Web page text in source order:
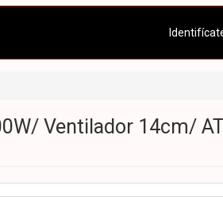
Ventilador 14cm/